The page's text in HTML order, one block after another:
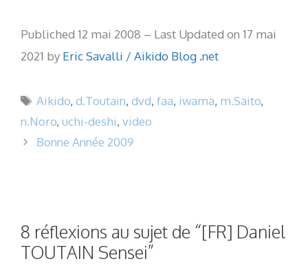
Publiched 12 mai 2008 – Last Updated on 17 mai
2021 by Eric Savalli / Aikido Blog .net
Étiquettes
Aikido,d.Toutain,dvd,faa, iwama, m.Saito,
n.Noro, uchi-deshi, video
Bonne Année 2009
8 réflexions au sujet de “[FR] Daniel
TOUTAIN Sensei”